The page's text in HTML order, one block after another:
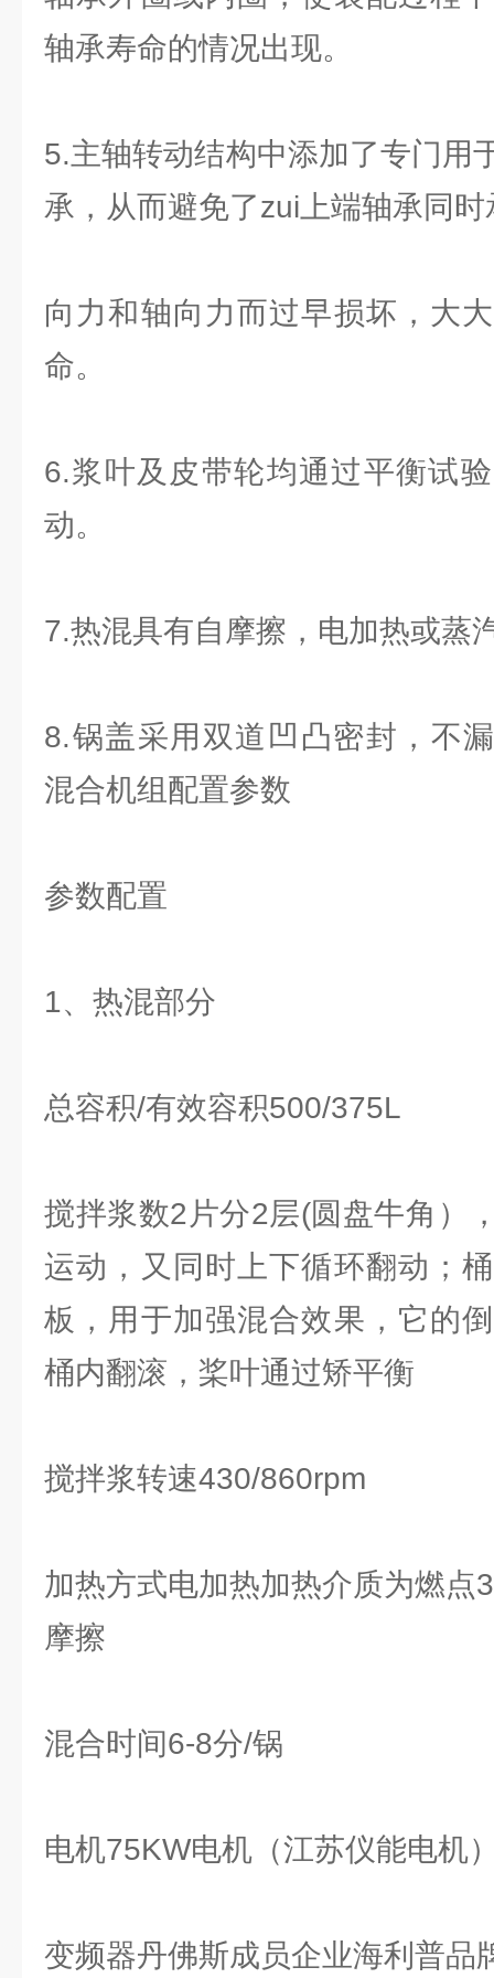
轴承寿命的情况出现。
5.主轴转动结构中添加了专门用
承，从而避免了zui上端轴承同时
向力和轴向力而过早损坏，大
命。
6.浆叶及皮带轮均通过平衡试
动。
7.热混具有自摩擦，电加热或蒸
8.锅盖采用双道凹凸密封，不
混合机组配置参数
参数配置
1、热混部分
总容积/有效容积500/375L
搅拌浆数2片分2层(圆盘牛角）
运动，又同时上下循环翻动；
板，用于加强混合效果，它的
桶内翻滚，桨叶通过矫平衡
搅拌浆转速430/860rpm
加热方式电加热加热介质为燃
摩擦
混合时间6-8分/锅
电机75KW电机（江苏仪能电机
变频器丹佛斯成员企业海利普品